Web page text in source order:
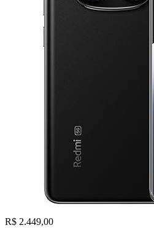
R$ 2.449,00